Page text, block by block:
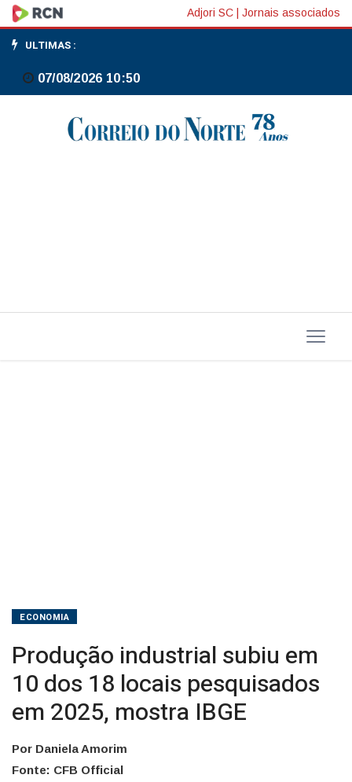
Produção
industrial
subiu
em
Adjori SC Jornais associados
ULTIMAS :
07/08/2026 10:50
ECONOMIA
Produção industrial subiu em
10 dos 18 locais pesquisados
em 2025, mostra IBGE
Por Daniela Amorim
Fonte: CFB Official